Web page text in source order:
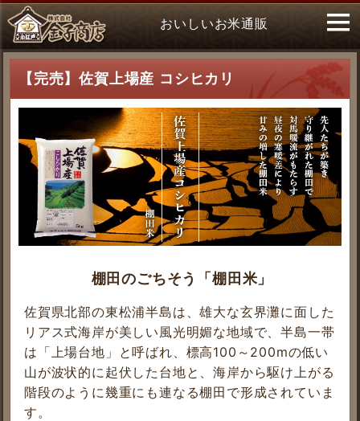
おいしいお米通販
【完売】佐賀上場産 コシヒカリ
棚田のごちそう「棚田米」
佐賀県北部の東松浦半島は、雄大な玄界灘に面した
リアス式海岸が美しい風光明媚な地域で、半島一帯
は「上場台地」と呼ばれ、標高100～200mの低い
山が波状的に起伏した台地と、海岸から駆け上がる
階段のように幾重にも連なる棚田で形成されていま
す。